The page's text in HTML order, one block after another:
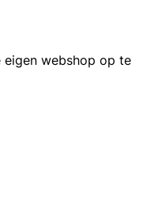
eigen webshop op te